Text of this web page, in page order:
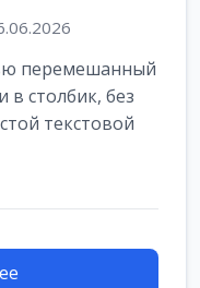
перемешанный
в столбик, без
текстовой